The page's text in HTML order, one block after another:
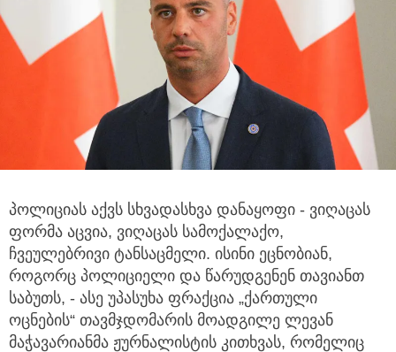
პოლიციას აქვს სხვადასხვა დანაყოფი - ვიღაცას
ფორმა აცვია, ვიღაცას სამოქალაქო,
ჩვეულებრივი ტანსაცმელი. ისინი ეცნობიან,
როგორც პოლიციელი და წარუდგენენ თავიანთ
საბუთს, - ასე უპასუხა ფრაქცია „ქართული
ოცნების“ თავმჯდომარის მოადგილე ლევან
მაჭავარიანმა ჟურნალისტის კითხვას, რომელიც